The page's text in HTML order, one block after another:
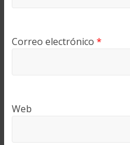
Correo electrónico *
Web